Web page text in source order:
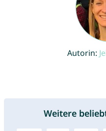
Autorin:
Weitere